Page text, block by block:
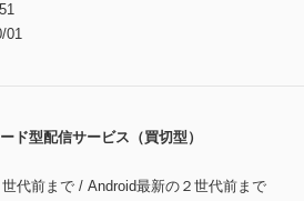
01
ド型配信サービス（買切型）
代前まで / Android最新の２世代前まで